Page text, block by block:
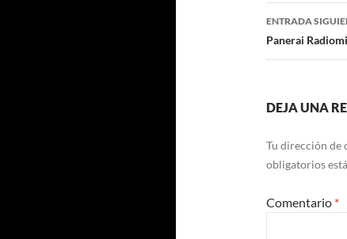
entradas
ENTRADA
Panerai
DEJA UNA
Tu dirección de
obligatorios
Comentario *